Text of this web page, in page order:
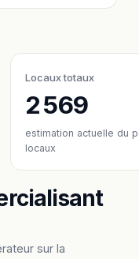
Locaux totaux
2 569
estimation actuelle du
locaux
sur la